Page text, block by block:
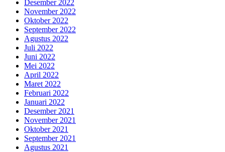
Desember 2022
November 2022
Oktober 2022
September 2022
Agustus 2022
Juli 2022
Juni 2022
Mei 2022
April 2022
Maret 2022
Februari 2022
Januari 2022
Desember 2021
November 2021
Oktober 2021
September 2021
Agustus 2021